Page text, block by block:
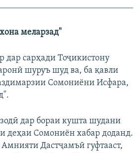
меларзад"
сарҳади Тоҷикистону
шуруъ шуд ва, ба қавли
Сомониёни Исфара,
дар бораи кушта шудани
деҳаи Сомониён хабар доданд.
Дастҷамъӣ гуфтааст,